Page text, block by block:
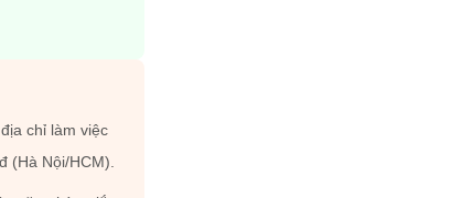
chỉ làm việc
Nội/HCM).